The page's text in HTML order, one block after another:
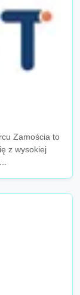
Zamościa to
z wysokiej